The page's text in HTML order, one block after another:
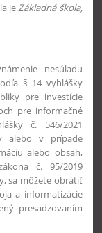
jeZákladná škola,
nesúladu
§ 14 vyhlášky
pre investície
pre informačné
č. 546/2021
alebo v prípade
alebo obsah,
č. 95/2019
sa môžete obrátiť
a informatizácie
presadzovaním